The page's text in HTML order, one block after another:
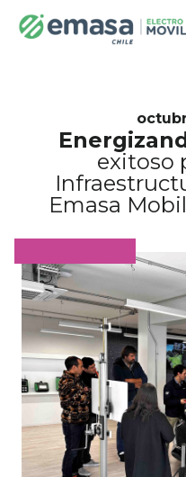
exitoso
Emasa